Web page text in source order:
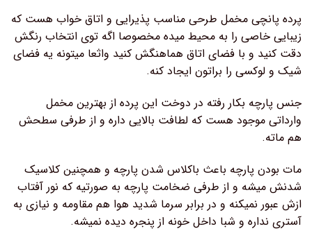
پرده پانچی مخمل طرحی مناسب پذیرایی و اتاق خواب هست که
زیبایی خاصی را به محیط میده مخصوصا اگه توی انتخاب رنگش
دقت کنید و با فضای اتاق هماهنگش کنید واثعا میتونه یه فضای
شیک و لوکسی را براتون ایجاد کنه.
جنس پارچه بکار رفته در دوخت این پرده از بهترین مخمل
وارداتی موجود هست که لطافت بالایی داره و از طرفی سطحش
هم ماته.
مات بودن پارچه باعث باکلاس شدن پارچه و همچنین کلاسیک
شدنش میشه و از طرفی ضخامت پارچه به صورتیه که نور آفتاب
ازش عبور نمیکنه و در برابر سرما شدید هوا هم مقاومه و نیازی به
آستری نداره و شبا داخل خونه از پنجره دیده نمیشه.